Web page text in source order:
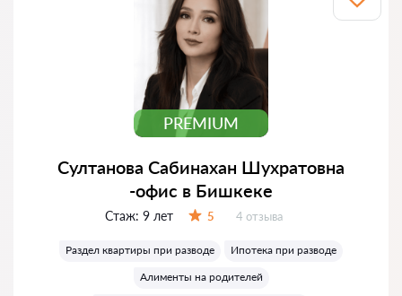
PREMIUM
Султанова Сабинахан Шухратовна
-офис в Бишкеке
Стаж: 9 лет 5 Отзывов:
4 отзыва
Раздел квартиры при разводе
Ипотека при разводе
Алименты на родителей